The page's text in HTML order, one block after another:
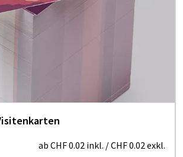
ab CHF 0.02 inkl. /CHF 0.02exkl.